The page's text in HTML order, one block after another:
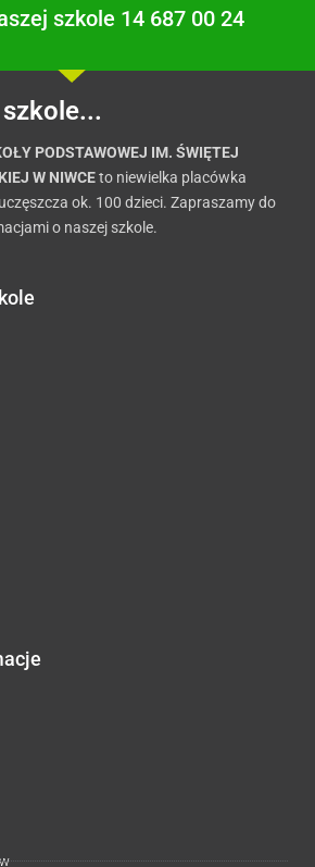
szkole 14 687 00 24
PODSTAWOWEJ IM. ŚWIĘTEJ
W NIWCEto niewielka placówka
ok. 100 dzieci. Zapraszamy do
o naszej szkole.